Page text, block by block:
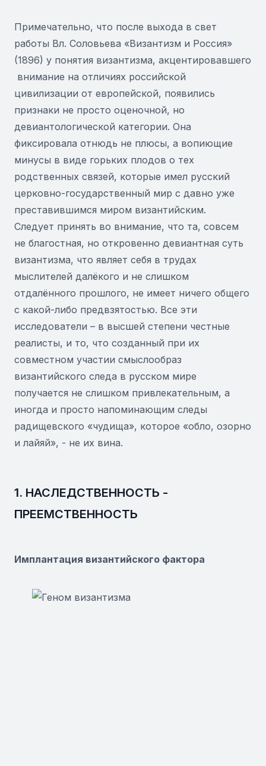
Примечательно, что после выхода в свет
работы Вл. Соловьева «Византизм и Россия»
(1896) у понятия византизма, акцентировавшего
внимание на отличиях российской
цивилизации от европейской, появились
признаки не просто оценочной, но
девиантологической категории. Она
фиксировала отнюдь не плюсы, а вопиющие
минусы в виде горьких плодов о тех
родственных связей, которые имел русский
церковно-государственный мир с давно уже
преставившимся миром византийским.
Следует принять во внимание, что та, совсем
не благостная, но откровенно девиантная суть
византизма, что являет себя в трудах
мыслителей далёкого и не слишком
отдалённого прошлого, не имеет ничего общего
с какой-либо предвзятостью. Все эти
исследователи – в высшей степени честные
реалисты, и то, что созданный при их
совместном участии смыслообраз
византийского следа в русском мире
получается не слишком привлекательным, а
иногда и просто напоминающим следы
радищевского «чудища», которое «обло, озорно
и лайяй», - не их вина.
1. НАСЛЕДСТВЕННОСТЬ -
ПРЕЕМСТВЕННОСТЬ
Имплантация византийского фактора